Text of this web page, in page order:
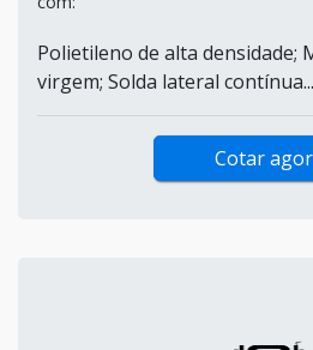
Polietileno de alta densidade;
virgem; Solda lateral contínua...
Cotar